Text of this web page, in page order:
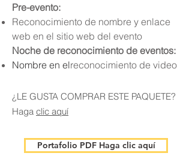
Pre-evento:
Reconocimiento de nombre y enlace
web en el sitio web del evento
Noche de reconocimiento de eventos:
Nombre en elreconocimiento de video
¿LE GUSTA COMPRAR ESTE PAQUETE?
Haga clic aquí
Portafolio PDF Haga clic aquí